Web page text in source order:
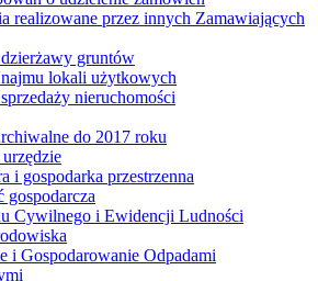
realizowane przez innych Zamawiających
gruntów
lokali użytkowych
nieruchomości
do 2017 roku
i gospodarka przestrzenna
gospodarcza
Cywilnego i Ewidencji Ludności
i Gospodarowanie Odpadami